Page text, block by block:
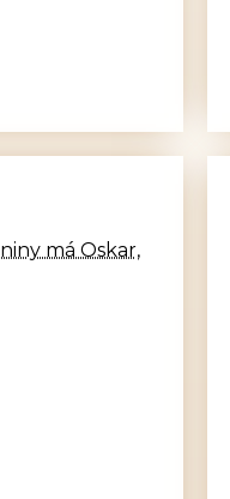
má Oskar,